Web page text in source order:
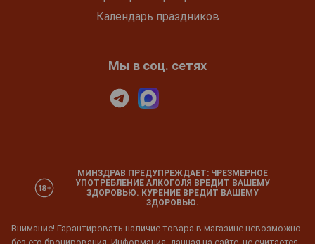
Календарь праздников
Мы в соц. сетях
МИНЗДРАВ ПРЕДУПРЕЖДАЕТ: ЧРЕЗМЕРНОЕ
УПОТРЕБЛЕНИЕ АЛКОГОЛЯ ВРЕДИТ ВАШЕМУ
ЗДОРОВЬЮ. КУРЕНИЕ ВРЕДИТ ВАШЕМУ
ЗДОРОВЬЮ.
Внимание! Гарантировать наличие товара в магазине невозможно